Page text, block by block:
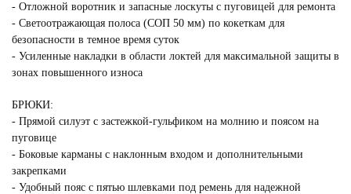
- Отложной воротник и запасные лоскуты с пуговицей для ремонта
- Светоотражающая полоса (СОП 50 мм) по кокеткам для
безопасности в темное время суток
- Усиленные накладки в области локтей для максимальной защиты в
зонах повышенного износа
БРЮКИ:
- Прямой силуэт с застежкой-гульфиком на молнию и поясом на
пуговице
- Боковые карманы с наклонным входом и дополнительными
закрепками
- Удобный пояс с пятью шлевками под ремень для надежной